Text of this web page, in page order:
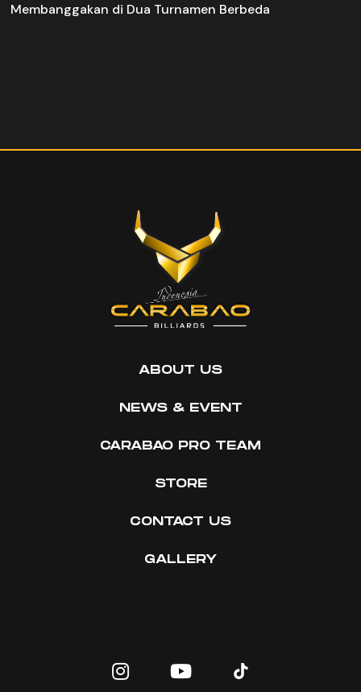
Membanggakan di Dua Turnamen Berbeda
ABOUT US
NEWS & EVENT
CARABAO PRO TEAM
STORE
CONTACT US
GALLERY